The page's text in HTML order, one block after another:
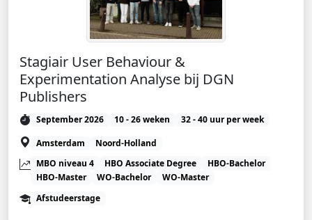
Stagiair User Behaviour &
Experimentation Analyse bij DGN
Publishers
September 2026 10 - 26 weken
32 - 40 uur per week
Amsterdam
Noord-Holland
MBO niveau 4
HBO Associate Degree
HBO-Bachelor
HBO-Master
WO-Bachelor
WO-Master
Afstudeerstage